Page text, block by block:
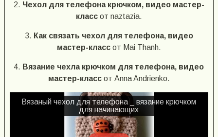
2. Чехол для телефона крючком, видео мастер-
классот naztazia.
3. Как связать чехол для телефона, видео
мастер-классот Mai Thanh.
4. Вязание чехла крючком для телефона, видео
мастер-классот Anna Andrienko.
Вязаный чехол для телефона _ вязание крючком
для начинающих